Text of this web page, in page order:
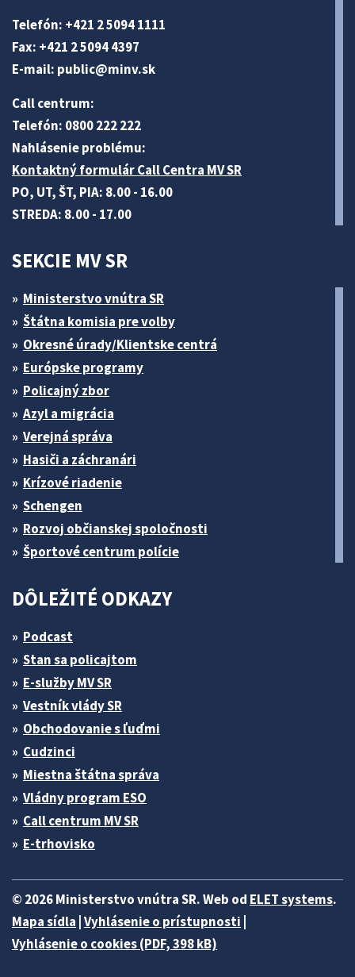
Telefón: +421 2 5094 1111
Fax: +421 2 5094 4397
E-mail: public@minv.sk
Call centrum:
Telefón: 0800 222 222
Nahlásenie problému:
Kontaktný formulár Call Centra MV SR
PO, UT, ŠT, PIA: 8.00 - 16.00
STREDA: 8.00 - 17.00
SEKCIE MV SR
Ministerstvo vnútra SR
Štátna komisia pre volby
Okresné úrady/Klientske centrá
Európske programy
Policajný zbor
Azyl a migrácia
Verejná správa
Hasiči a záchranári
Krízové riadenie
Schengen
Rozvoj občianskej spoločnosti
Športové centrum polície
DÔLEŽITÉ ODKAZY
Podcast
Stan sa policajtom
E-služby MV SR
Vestník vlády SR
Obchodovanie s ľuďmi
Cudzinci
Miestna štátna správa
Vládny program ESO
Call centrum MV SR
E-trhovisko
© 2026 Ministerstvo vnútra SR. Web od ELET systems.
Mapa sídla |Vyhlásenie o prístupnosti |
Vyhlásenie o cookies (PDF, 398 kB)